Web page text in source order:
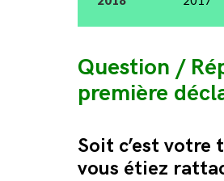
Question /
première
Soit c’est votre
vous étiez